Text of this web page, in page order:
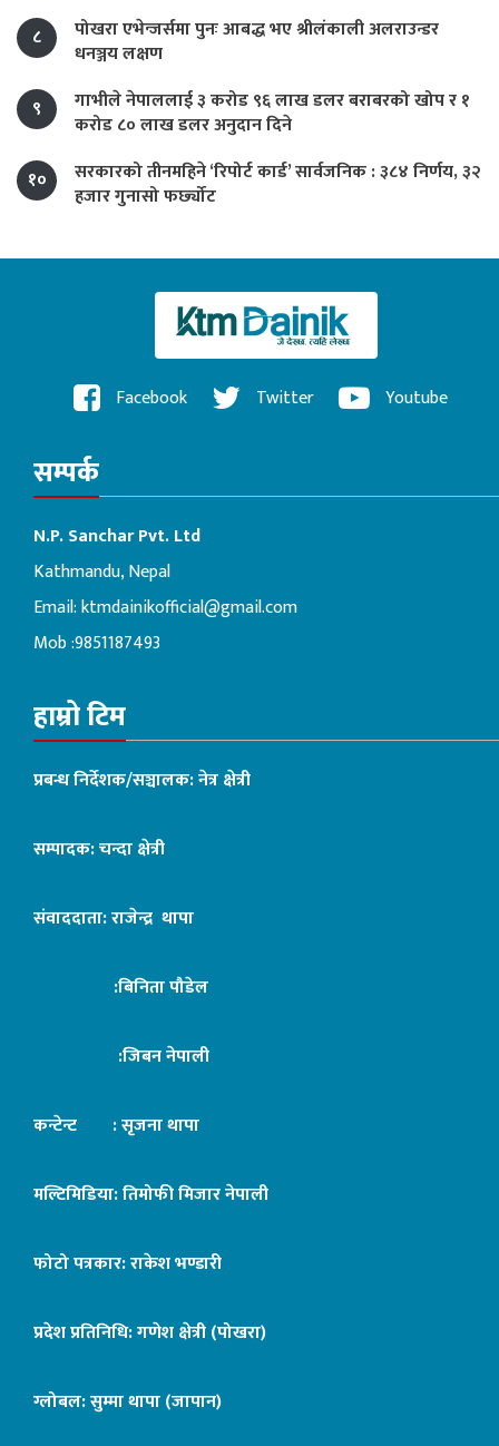
८
पोखरा एभेन्जर्समा पुनः आबद्ध भए श्रीलंकाली अलराउन्डर
धनञ्जय लक्षण
९
गाभीले नेपाललाई ३ करोड ९६ लाख डलर बराबरको खोप र १
करोड ८० लाख डलर अनुदान दिने
१०
सरकारको तीनमहिने ‘रिपोर्ट कार्ड’ सार्वजनिक : ३८४ निर्णय, ३२
हजार गुनासो फर्छ्योट
Facebook Twitter Youtube
सम्पर्क
N.P. Sanchar Pvt. Ltd
Kathmandu, Nepal
Email:ktmdainikofficial@gmail.com
Mob :9851187493
हाम्रो टिम
प्रबन्ध निर्देशक/सञ्चालक: नेत्र क्षेत्री
सम्पादक: चन्दा क्षेत्री
संवाददाता: राजेन्द्र थापा
:बिनिता पौडेल
:जिबन नेपाली
कन्टेन्ट : सृजना थापा
मल्टिमिडिया: तिमोफी मिजार नेपाली
फोटो पत्रकार: राकेश भण्डारी
प्रदेश प्रतिनिधि: गणेश क्षेत्री (पोखरा)
ग्लोबल: सुम्मा थापा (जापान)